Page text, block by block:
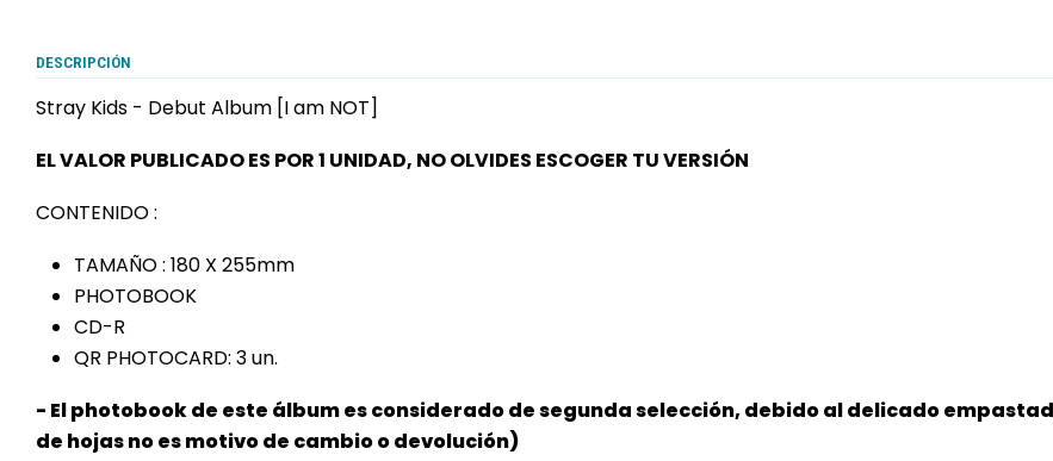
DESCRIPCIÓN
Stray Kids - Debut Album [I am NOT]
EL VALOR PUBLICADO ES POR 1 UNIDAD, NO OLVIDES ESCOGER TU VERSIÓN
CONTENIDO :
TAMAÑO : 180 X 255mm
PHOTOBOOK
CD-R
QR PHOTOCARD: 3 un.
- El photobook de este álbum es considerado de segunda selección, debido al delicado
de hojas no es motivo de cambio o devolución)